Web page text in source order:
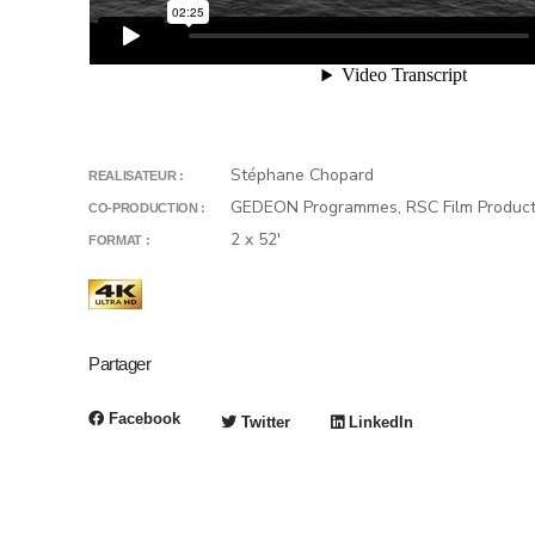
REALISATEUR : Stéphane Chopard
CO-PRODUCTION : GEDEON Programmes, RSC Film
FORMAT : 2 x 52'
Partager
Facebook Twitter LinkedIn